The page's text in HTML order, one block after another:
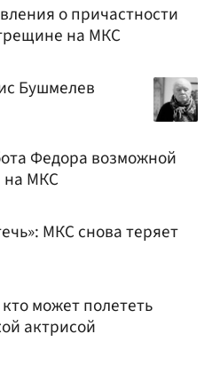
о причастности
на МКС
Бушмелев
Федора возможной
на МКС
МКС снова теряет
может полететь
актрисой